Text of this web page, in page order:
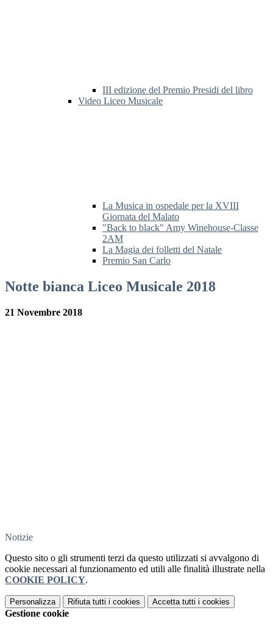
III edizione del Premio Presidi del libro
Video Liceo Musicale
La Musica in ospedale per la XVIII
Giornata del Malato
"Back to black" Amy Winehouse-Classe
2AM
La Magia dei folletti del Natale
Premio San Carlo
Notte bianca Liceo Musicale 2018
21 Novembre 2018
Notizie
Questo sito o gli strumenti terzi da questo utilizzati si avvalgono di
cookie necessari al funzionamento ed utili alle finalità illustrate nella
COOKIE POLICY.
Personalizza Rifiuta tutti i cookies Accetta tutti i cookies
Gestione cookie